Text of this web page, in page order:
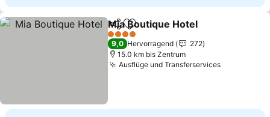
TeilenZu Favoriten hinzufügen
Mia Boutique Hotel
4 Sterne
9,0 Hervorragend
272
15.0 km bis Zentrum
Ausflüge und TransferservicesPreise